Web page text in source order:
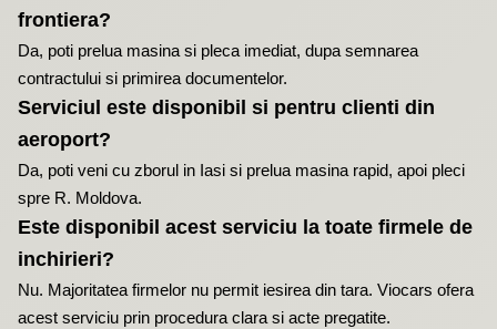
frontiera?
Da, poti prelua masina si pleca imediat, dupa semnarea
contractului si primirea documentelor.
Serviciul este disponibil si pentru clienti din
aeroport?
Da, poti veni cu zborul in Iasi si prelua masina rapid, apoi pleci
spre R. Moldova.
Este disponibil acest serviciu la toate firmele de
inchirieri?
Nu. Majoritatea firmelor nu permit iesirea din tara. Viocars ofera
acest serviciu prin procedura clara si acte pregatite.